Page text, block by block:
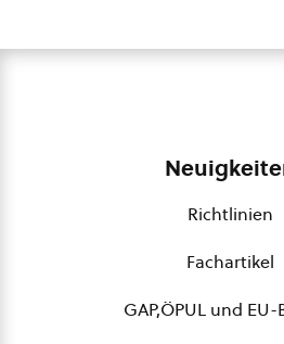
Richtlinien
Fachartikel
GAP,ÖPUL und